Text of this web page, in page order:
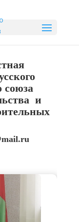
союза
и